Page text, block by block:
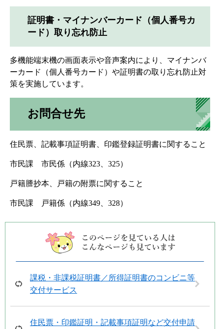
証明書・マイナンバーカード（個人番号カ
ード）取り忘れ防止
多機能端末機の画面表示や音声案内により、マイナンバ
ーカード（個人番号カード）や証明書の取り忘れ防止対
策を実施しています。
お問合せ先
住民票、記載事項証明書、印鑑登録証明書に関すること
市民課 市民係（内線323、325）
戸籍謄抄本、戸籍の附票に関すること
市民課 戸籍係（内線349、328）
課税・非課税証明書／所得証明書のコンビニ等
交付サービス
住民票・印鑑証明・記載事項証明など交付申請